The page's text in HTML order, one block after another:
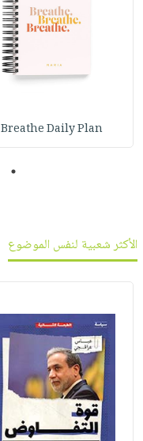
Breathe Daily Plan
1
الأكثر شعبية لنفس الموضوع